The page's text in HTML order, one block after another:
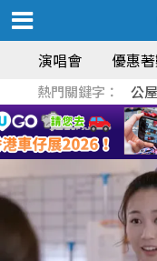
演唱會 優惠
熱門關鍵字： 公